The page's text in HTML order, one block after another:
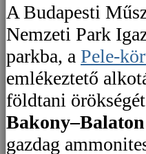
A Budapesti
Nemzeti Park
parkba, a Pele-
emlékeztető
földtani
gazdag